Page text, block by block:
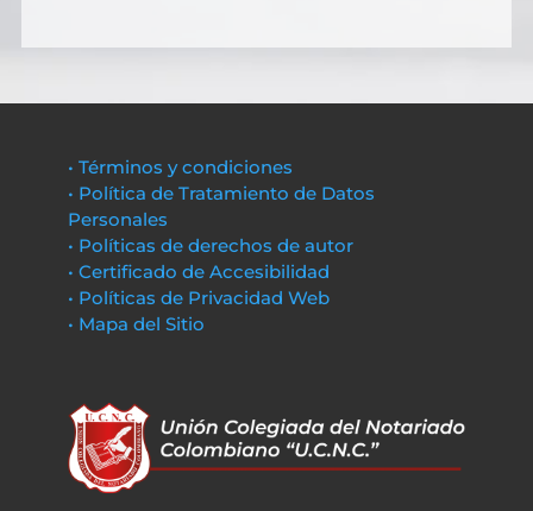
• Términos y condiciones
• Política de Tratamiento de Datos
Personales
• Políticas de derechos de autor
• Certificado de Accesibilidad
• Políticas de Privacidad Web
• Mapa del Sitio